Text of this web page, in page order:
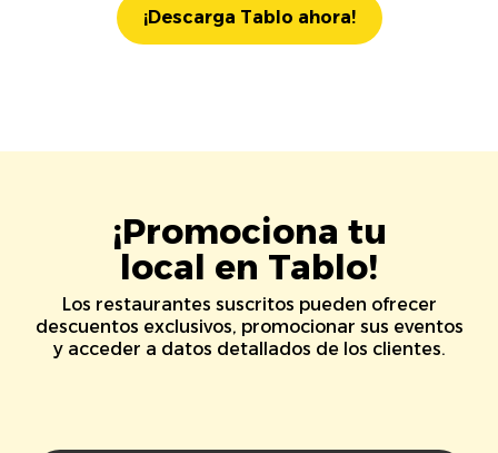
¡Descarga Tablo ahora!
¡Promociona tu
local en Tablo!
Los restaurantes suscritos pueden ofrecer
descuentos exclusivos, promocionar sus eventos
y acceder a datos detallados de los clientes.